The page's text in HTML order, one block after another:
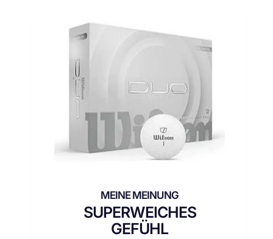
SUPERWEICHES
GEFÜHL